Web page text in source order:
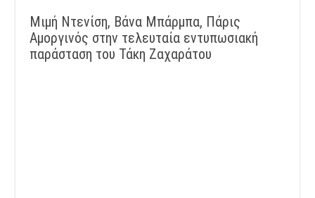
Μιμή Ντενίση, Βάνα Μπάρμπα, Πάρις
Αμοργινός στην τελευταία εντυπωσιακή
παράσταση του Τάκη Ζαχαράτου